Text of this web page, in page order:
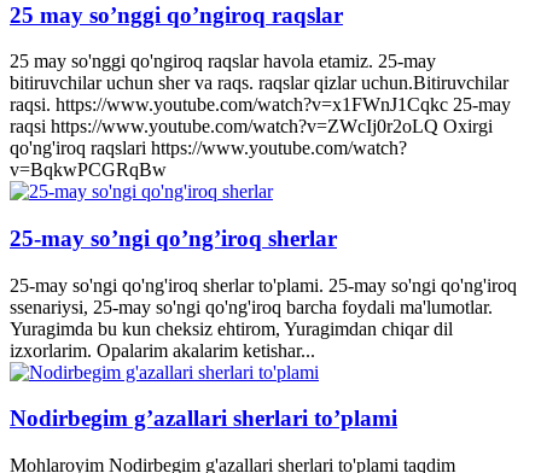
25 may so’nggi qo’ngiroq raqslar
25 may so'nggi qo'ngiroq raqslar havola etamiz. 25-may
bitiruvchilar uchun sher va raqs. raqslar qizlar uchun.Bitiruvchilar
raqsi. https://www.youtube.com/watch?v=x1FWnJ1Cqkc 25-may
raqsi https://www.youtube.com/watch?v=ZWcIj0r2oLQ Oxirgi
qo'ng'iroq raqslari https://www.youtube.com/watch?
v=BqkwPCGRqBw
25-may so’ngi qo’ng’iroq sherlar
25-may so'ngi qo'ng'iroq sherlar to'plami. 25-may so'ngi qo'ng'iroq
ssenariysi, 25-may so'ngi qo'ng'iroq barcha foydali ma'lumotlar.
Yuragimda bu kun cheksiz ehtirom, Yuragimdan chiqar dil
izxorlarim. Opalarim akalarim ketishar...
Nodirbegim g’azallari sherlari to’plami
Mohlaroyim Nodirbegim g'azallari sherlari to'plami taqdim